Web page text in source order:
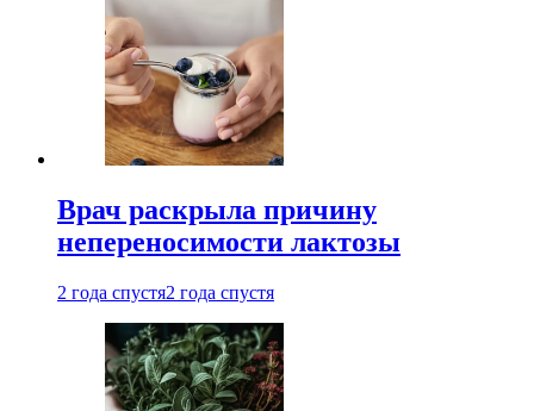
Врач раскрыла причину
непереносимости лактозы
2 года спустя2 года спустя